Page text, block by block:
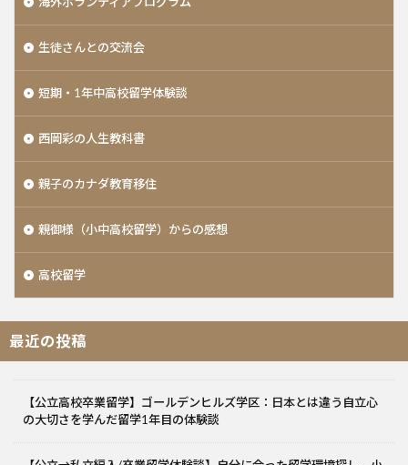
生徒さんとの交流会
短期・1年中高校留学体験談
西岡彩の人生教科書
親子のカナダ教育移住
親御様（小中高校留学）からの感想
高校留学
最近の投稿
【公立高校卒業留学】ゴールデンヒルズ学区：日本とは違う自立心
の大切さを学んだ留学1年目の体験談